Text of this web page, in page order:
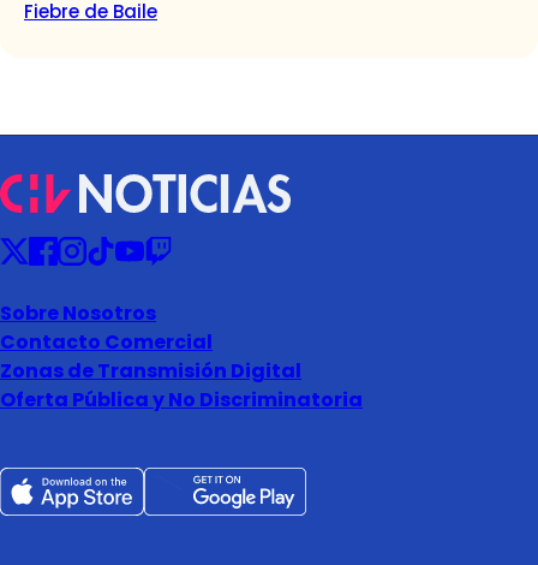
Fiebre de Baile
Sobre Nosotros
Contacto Comercial
Zonas de Transmisión Digital
Oferta Pública y No Discriminatoria